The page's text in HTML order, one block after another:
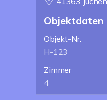
Objektdaten
Objekt-Nr.
H-123
Zimmer
4